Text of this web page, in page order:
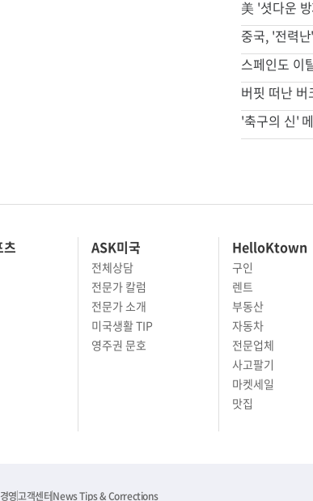
츠 ASK미국
전체상담
전문가 칼럼
전문가 소개
미국생활 TIP
영주권 문호
HelloKtown
구인
렌트
부동산
자동차
전문업체
사고팔기
마켓세일
맛집
영고객센터News Tips & Corrections